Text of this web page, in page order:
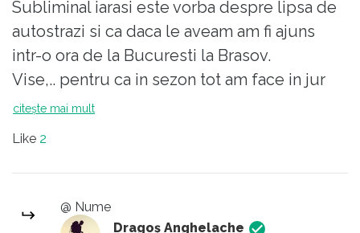
Subliminal iarasi este vorba despre lipsa de
autostrazi si ca daca le aveam am fi ajuns
intr-o ora de la Bucuresti la Brasov.
Vise,.. pentru ca in sezon tot am face in jur
de 3 ore datorita faptului ca sunt foarte
spre/dinspre mare cu accidente zilnice,
citește mai mult
Like 2
@ Nume
Dragoş Anghelache